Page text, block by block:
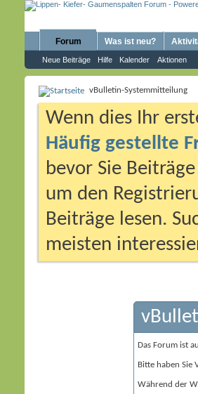
Forum
Neue Beiträge Hilfe Kalender Aktionen
Was ist neu?
vBulletin-Systemmitteilung
Wenn dies Ihr
Häufig gestellte
bevor Sie
um den
Beiträge lesen.
meisten
Das Forum ist
Bitte haben Sie
Während der